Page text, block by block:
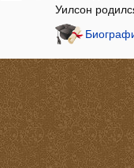
Уилсон